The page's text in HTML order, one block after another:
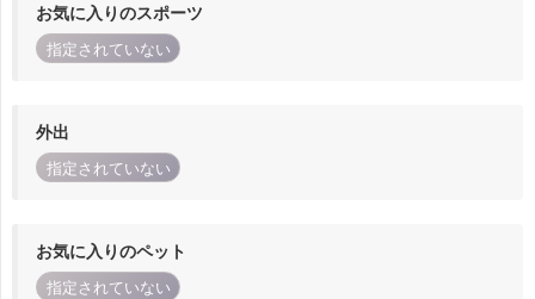
お気に入りのスポーツ
指定されていない
外出
指定されていない
お気に入りのペット
指定されていない